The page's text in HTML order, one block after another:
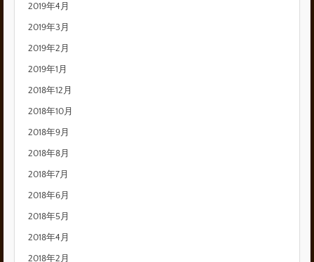
2019年4月
2019年3月
2019年2月
2019年1月
2018年12月
2018年10月
2018年9月
2018年8月
2018年7月
2018年6月
2018年5月
2018年4月
2018年2月